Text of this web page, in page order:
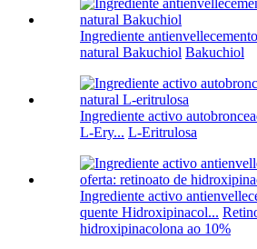
Ingrediente
natural Bakuchiol Bakuchiol
Ingrediente activo
L-Ery... L-Eritrulosa
Ingrediente activo
quente Hidroxipinacol...
hidroxipinacolona ao 10%